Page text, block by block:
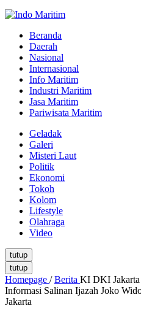
Beranda
Daerah
Nasional
Internasional
Info Maritim
Industri Maritim
Jasa Maritim
Pariwisata Maritim
Geladak
Galeri
Misteri Laut
Politik
Ekonomi
Tokoh
Kolom
Lifestyle
Olahraga
Video
tutup
tutup
Homepage / Berita KI DKI Jakarta
Informasi Salinan Ijazah Joko
Jakarta